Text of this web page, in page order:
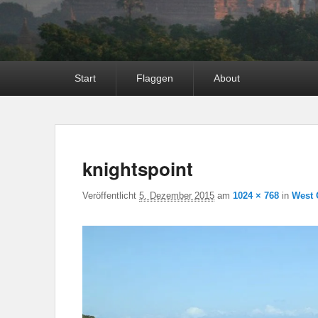
Start Flaggen About
knightspoint
Veröffentlicht 5. Dezember 2015 am 1024 × 768 in West